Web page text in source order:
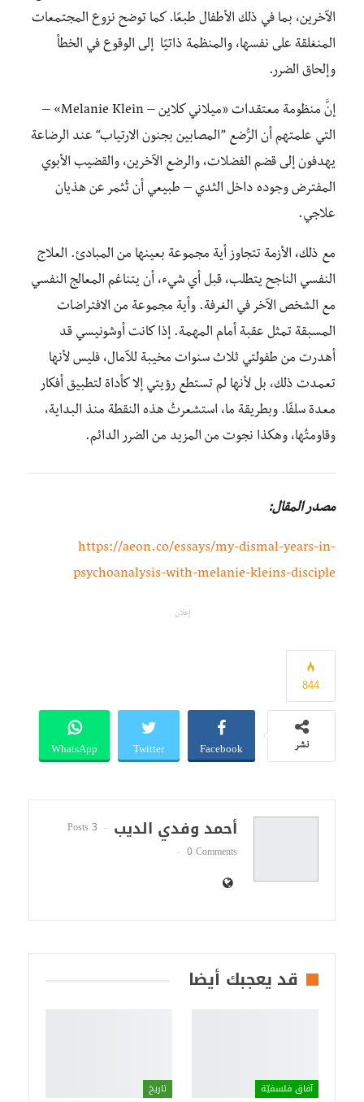
الآخرين، بما في ذلك الأطفال طبعًا. كما توضح نزوع المجتمعات
المنغلقة على نفسها، والمنظمة ذاتيًا إلى الوقوع في الخطأ
وإلحاق الضرر.
إنَّ منظومة معتقدات «ميلاني كلاين – Melanie Klein» –
التي علمتهم أن الرُّضع ”المصابين بجنون الارتياب“ عند الرضاعة
يهدفون إلى قضم الفضلات، والرضع الآخرين، والقضيب الأبوي
المفترض وجوده داخل الثدي – طبيعي أن تُثمر عن هذيان
علاجي.
مع ذلك، الأزمة تتجاوز أية مجموعة بعينها من المبادئ. العلاج
النفسي الناجح يتطلب، قبل أي شيء، أن يتناغم المعالج النفسي
مع الشخص الآخر في الغرفة. وأية مجموعة من الافتراضات
المسبقة تمثل عقبة أمام المهمة. إذا كانت أوشونيسي قد
أهدرت من طفولتي ثلاث سنوات مخيبة للآمال، فليس لأنها
تعمدت ذلك، بل لأنها لم تستطع رؤيتي إلا كأداة لتطبيق أفكار
معدة سلفًا. وبطريقة ما، استشعرتُ هذه النقطة منذ البداية،
وقاومتُها، وهكذا نجوت من المزيد من الضرر الدائم.
مصدر المقال:
https://aeon.co/essays/my-dismal-years-in-
psychoanalysis-with-melanie-kleins-disciple
إعلان
844
نشر Facebook
Twitter
WhatsApp
أحمد وفدي الديب
3 Posts
0 Comments
قد يعجبك أيضا
آفاق فلسفيّة‎ تاريخ